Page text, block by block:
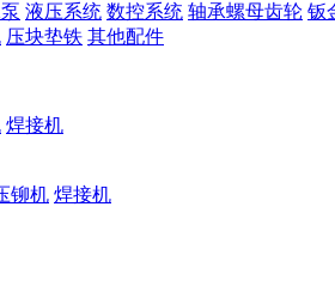
液压系统 数控系统 轴承螺母齿轮 钣
压块垫铁 其他配件
焊接机
铆机 焊接机